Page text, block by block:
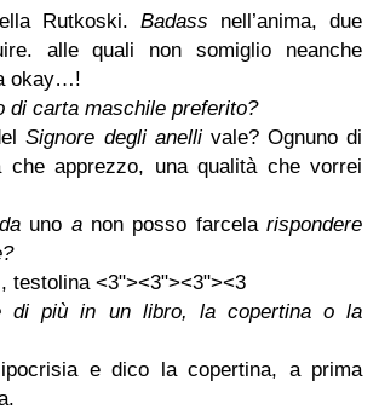
Rutkoski. Badass nell’anima, due
alle quali non somiglio neanche
okay…!
di carta maschile preferito?
Signore degli anellivale? Ognuno di
che apprezzo, una qualità che vorrei
uno anon posso farcelarispondere
testolina <3"><3"><3"><3
di più in un libro, la copertina o la
e dico la copertina, a prima